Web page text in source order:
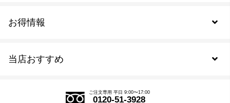
当店おすすめ
お得情報
会員規約について
ご注文専用 平日 9:00〜17:00
0120-51-3928